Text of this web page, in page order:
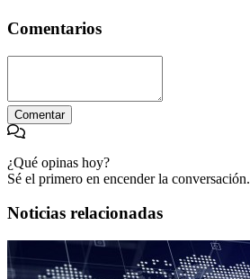
Comentarios
Comentar
¿Qué opinas hoy?
Sé el primero en encender la conversación.
Noticias relacionadas